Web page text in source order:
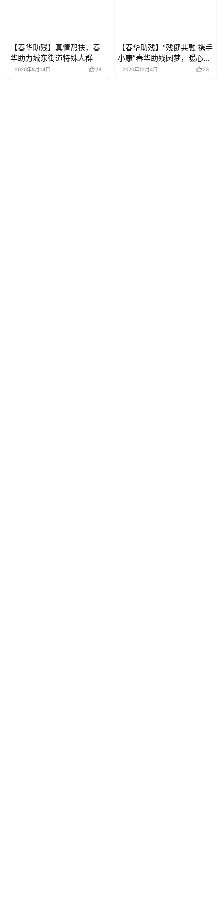
【春华助残】真情帮扶，春
华助力城东街道特殊人群
2020年8月14日 28
【春华助残】“残健共融 携手
小康”春华助残圆梦，暖心同
行2020年12月4日 23